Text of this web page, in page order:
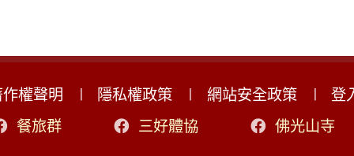
權聲明 隱私權政策 網站安全政策
登
餐旅群
三好體協 佛光山寺